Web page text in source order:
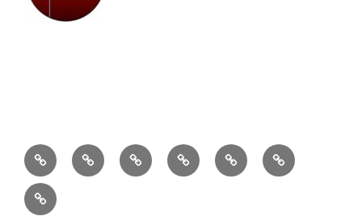
AttualitàCronacaPolitica EconomiaCultura Sport
Contatti